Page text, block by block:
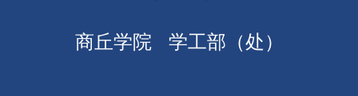
商丘学院 学工部（处）